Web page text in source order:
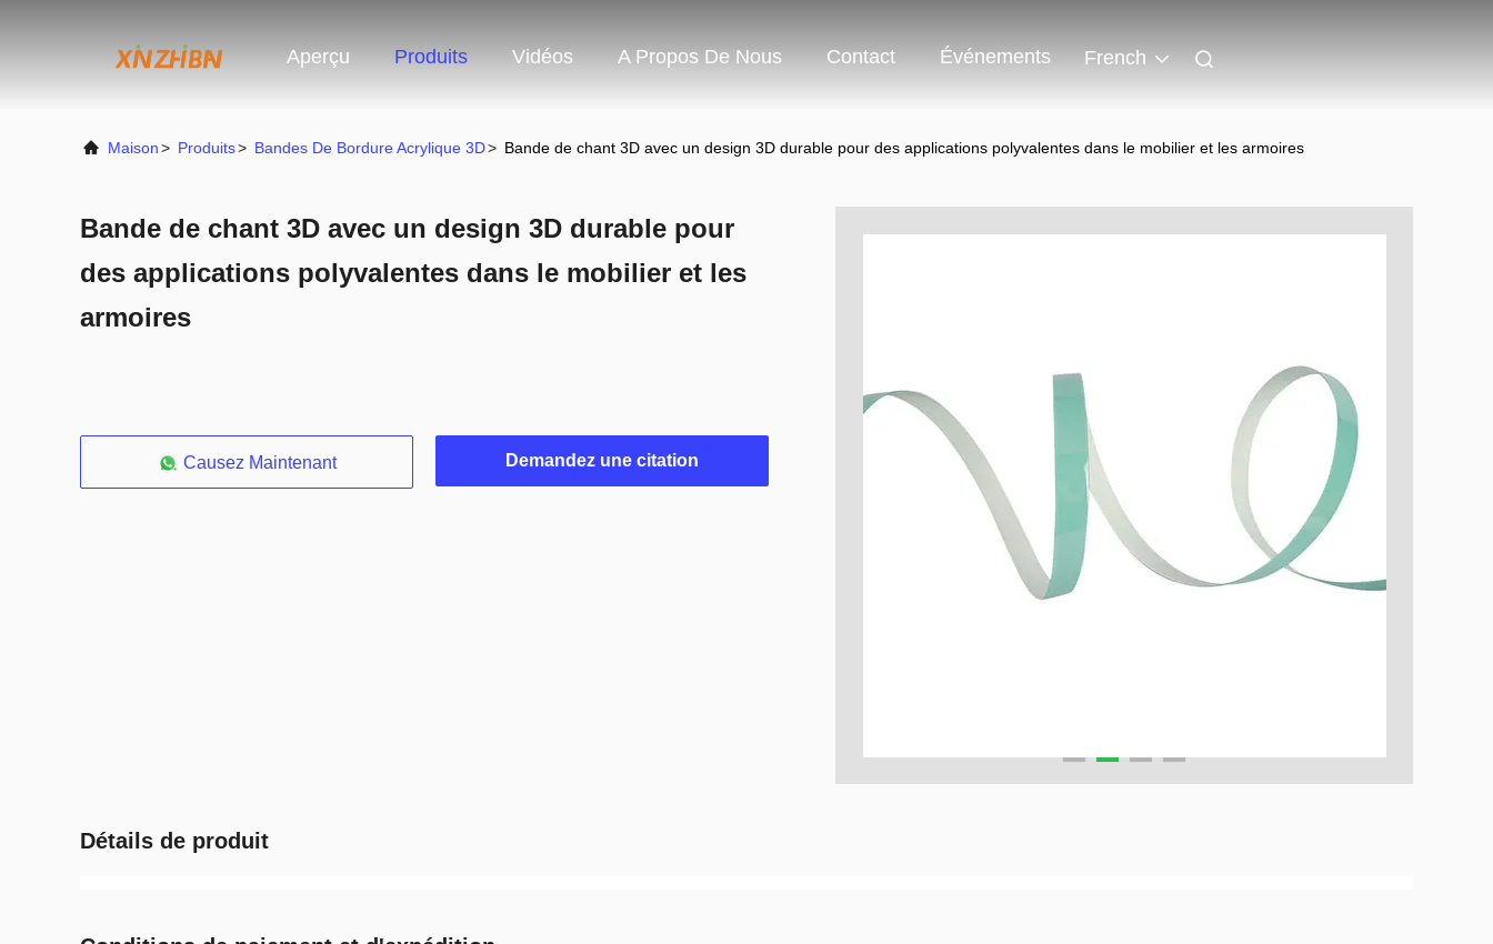
Aperçu Produits Vidéos A Propos De Nous Contact Événements French
Maison> Produits> Bandes De Bordure Acrylique 3D> Bande de chant 3D avec un design 3D durable pour des applications polyvalentes dans le mobilier et les armoires
Bande de chant 3D avec un design 3D durable pour
des applications polyvalentes dans le mobilier et les
armoires
Causez Maintenant Demandez une citation
Détails de produit